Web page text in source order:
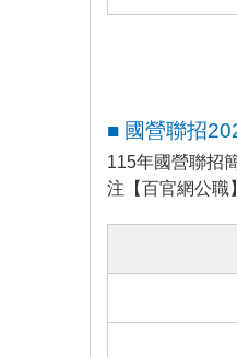
■ 國營聯招
115年國營聯招
注【百官網公職